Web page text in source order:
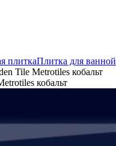
плиткаПлитка для ванной
Tile Metrotiles кобальт
кобальт